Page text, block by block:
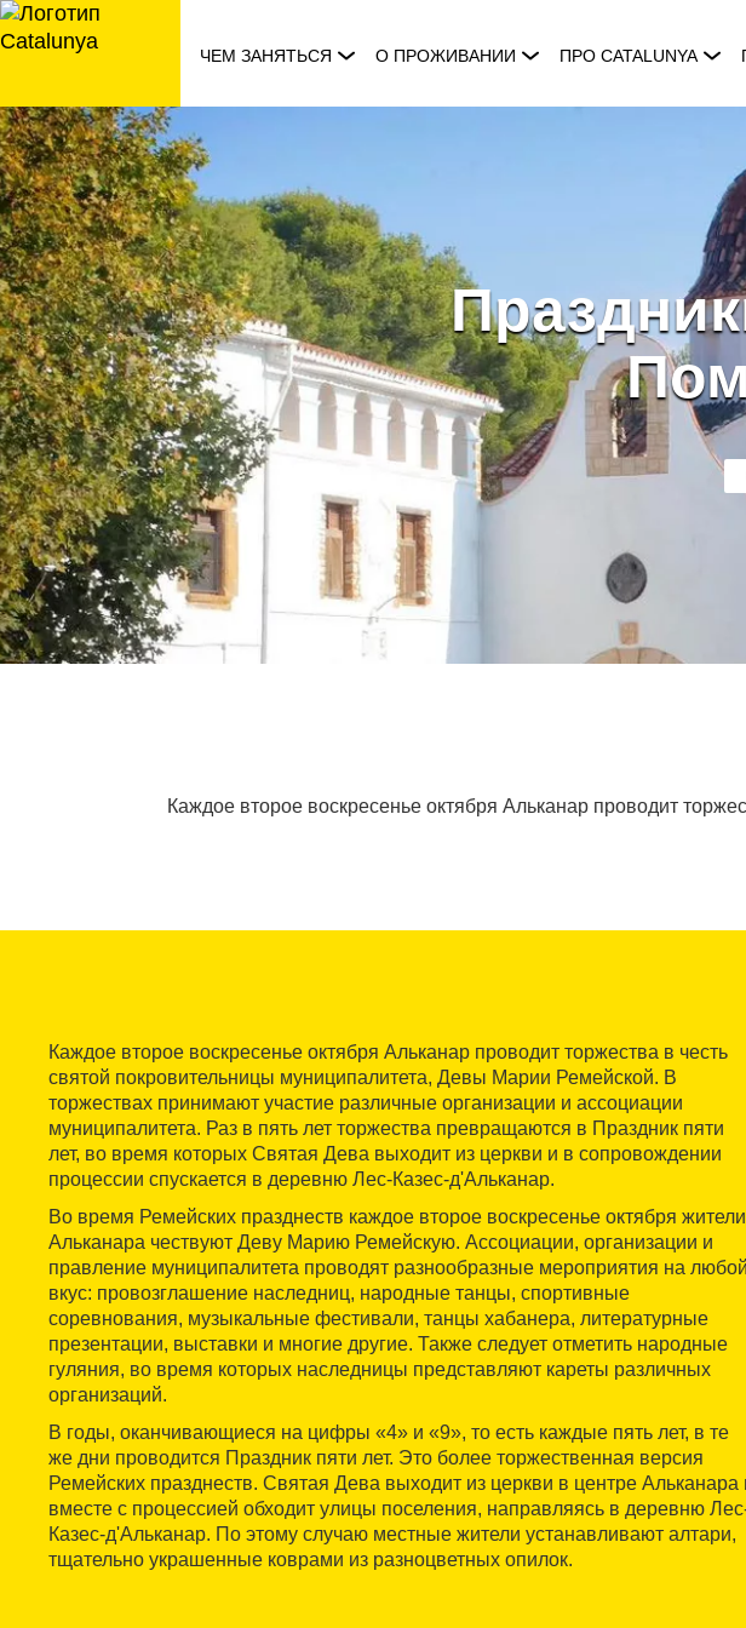
перейти
к
ЧЕМ ЗАНЯТЬСЯ О ПРОЖИВАНИИ ПРО CATALUNYA
Каждое второе воскресенье октября Альканар проводит
Каждое второе воскресенье октября Альканар проводит торжества в честь
святой покровительницы муниципалитета, Девы Марии Ремейской. В
торжествах принимают участие различные организации и ассоциации
муниципалитета. Раз в пять лет торжества превращаются в Праздник пяти
лет, во время которых Святая Дева выходит из церкви и в сопровождении
процессии спускается в деревню Лес-Казес-д'Альканар.
Во время Ремейских празднеств каждое второе воскресенье октября жители
Альканара чествуют Деву Марию Ремейскую. Ассоциации, организации и
правление муниципалитета проводят разнообразные мероприятия на любой
вкус: провозглашение наследниц, народные танцы, спортивные
соревнования, музыкальные фестивали, танцы хабанера, литературные
презентации, выставки и многие другие. Также следует отметить народные
гуляния, во время которых наследницы представляют кареты различных
организаций.
В годы, оканчивающиеся на цифры «4» и «9», то есть каждые пять лет, в те
же дни проводится Праздник пяти лет. Это более торжественная версия
Ремейских празднеств. Святая Дева выходит из церкви в центре Альканара
вместе с процессией обходит улицы поселения, направляясь в деревню
Казес-д'Альканар. По этому случаю местные жители устанавливают алтари,
тщательно украшенные коврами из разноцветных опилок.